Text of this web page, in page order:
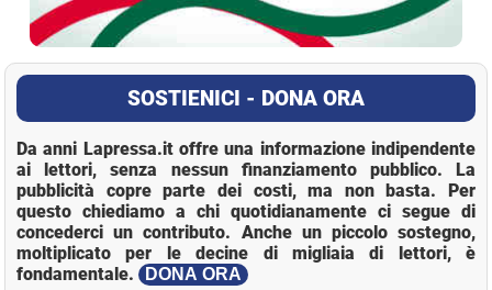
SOSTIENICI - DONA ORA
Da anni Lapressa.it offre una informazione indipendente
ai lettori, senza nessun finanziamento pubblico. La
pubblicità copre parte dei costi, ma non basta. Per
questo chiediamo a chi quotidianamente ci segue di
concederci un contributo. Anche un piccolo sostegno,
moltiplicato per le decine di migliaia di lettori, è
fondamentale.
DONA ORA